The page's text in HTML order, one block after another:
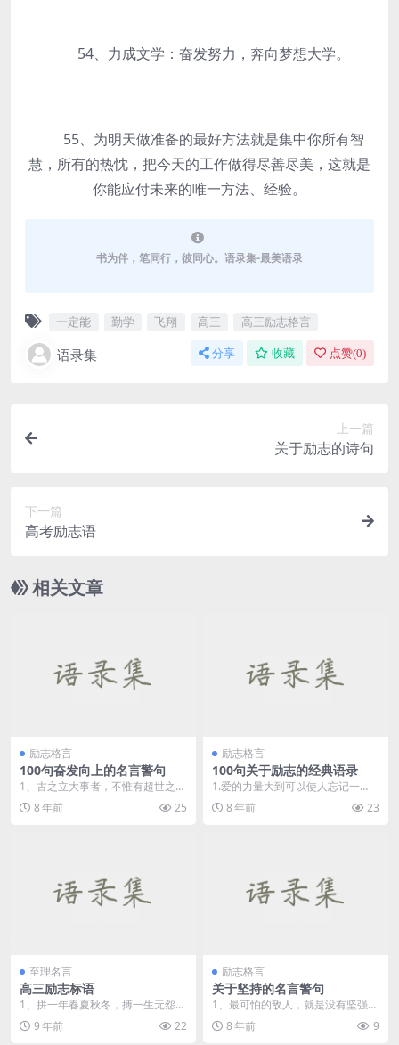
54、力成文学：奋发努力，奔向梦想大学。
55、为明天做准备的最好方法就是集中你所有智
慧，所有的热忱，把今天的工作做得尽善尽美，这就是
你能应付未来的唯一方法、经验。
书为伴，笔同行，彼同心。语录集-最美语录
一定能 勤学 飞翔 高三 高三励志格言
语录集 分享 收藏 点赞(0)
上一篇
关于励志的诗句
下一篇
高考励志语
相关文章
励志格言
100句奋发向上的名言警句
1、古之立大事者，不惟有超世之
才，亦必有坚韧不拔之志。 ...
8 年前 25
励志格言
100句关于励志的经典语录
1.爱的力量大到可以使人忘记一
切，却又小到连一粒嫉妒的沙石也
不能容纳。 &nbs...
8 年前 23
至理名言
高三励志标语
1、拼一年春夏秋冬，搏一生无怨无
悔。 2、只要累不死，就往死里
学。...9 年前 22
励志格言
关于坚持的名言警句
1、最可怕的敌人，就是没有坚强的
信念。——罗曼&midd...
8 年前 9